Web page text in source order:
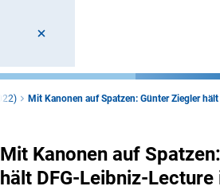
Mit Kanonen auf Spatzen: Günter Ziegler
Mit Kanonen auf
hält DFG-Leibniz-